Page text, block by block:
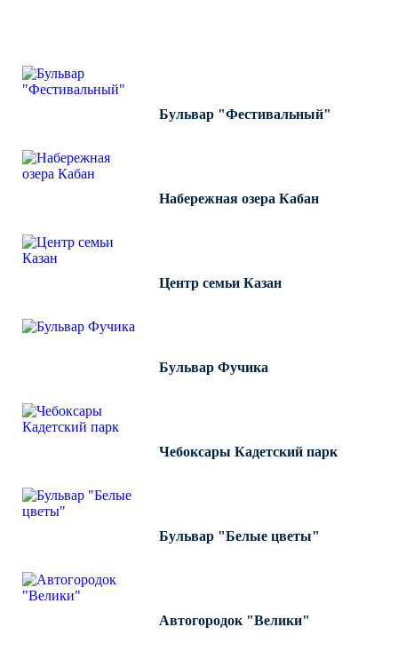
Бульвар "Фестивальный"
Набережная озера Кабан
Центр семьи Казан
Бульвар Фучика
Чебоксары Кадетский парк
Бульвар "Белые цветы"
Автогородок "Велики"